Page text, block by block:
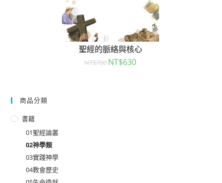
聖經的脈絡與核心
NT$700 NT$630
商品分類
書籍
01聖經論叢
02神學類
03實踐神學
04教會歷史